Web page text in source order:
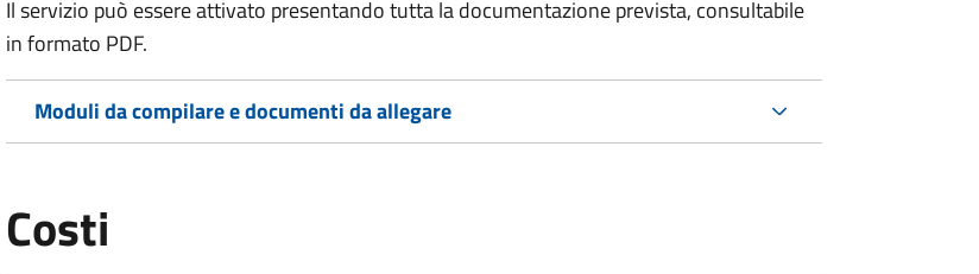
Il servizio può essere attivato presentando tutta la documentazione prevista, consultabile
in formato PDF.
Moduli da compilare e documenti da allegare
Costi